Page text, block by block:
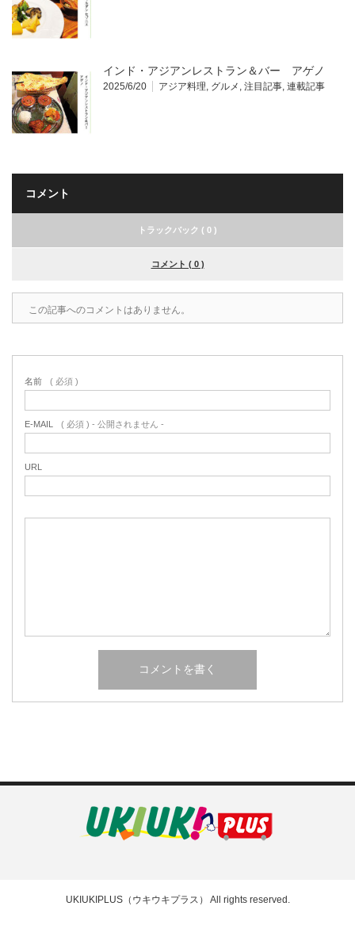
インド・アジアンレストラン＆バー アゲノ
2025/6/20 アジア料理, グルメ , 注目記事, 連載記事
コメント
トラックバック ( 0 )
コメント ( 0 )
この記事へのコメントはありません。
名前 ( 必須 )
E-MAIL ( 必須 ) - 公開されません -
URL
UKIUKIPLUS（ウキウキプラス） All rights reserved.